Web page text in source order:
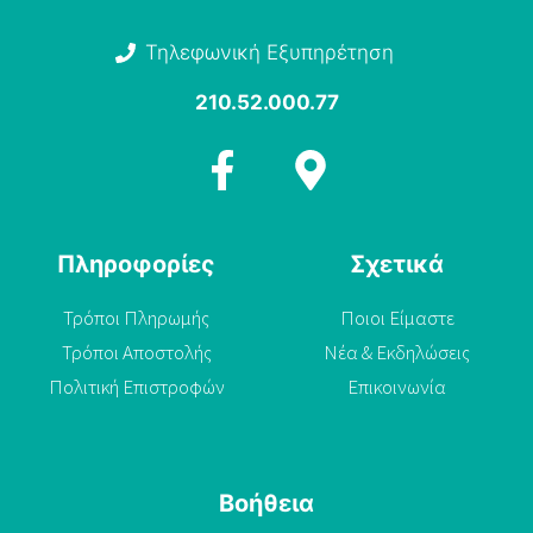
Τηλεφωνική Εξυπηρέτηση
210.52.000.77
Πληροφορίες
Τρόποι Πληρωμής
Τρόποι Αποστολής
Πολιτική Επιστροφών
Σχετικά
Ποιοι Είμαστε
Νέα & Εκδηλώσεις
Επικοινωνία
Βοήθεια